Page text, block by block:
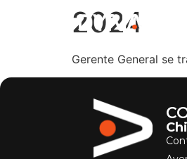
2024
Gerente General se